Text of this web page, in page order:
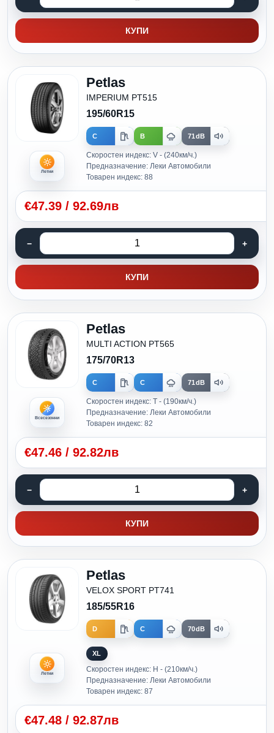
КУПИ
Летни
Petlas
IMPERIUM PT515
195/60R15
C B 71dB
Скоростен индекс: V - (240км/ч.)
Предназначение: Леки Автомобили
Товарен индекс: 88
€47.39 / 92.69лв
КУПИ
Всесезонни
Petlas
MULTI ACTION PT565
175/70R13
C C 71dB
Скоростен индекс: T - (190км/ч.)
Предназначение: Леки Автомобили
Товарен индекс: 82
€47.46 / 92.82лв
КУПИ
Летни
Petlas
VELOX SPORT PT741
185/55R16
D C 70dB
XL
Скоростен индекс: H - (210км/ч.)
Предназначение: Леки Автомобили
Товарен индекс: 87
€47.48 / 92.87лв